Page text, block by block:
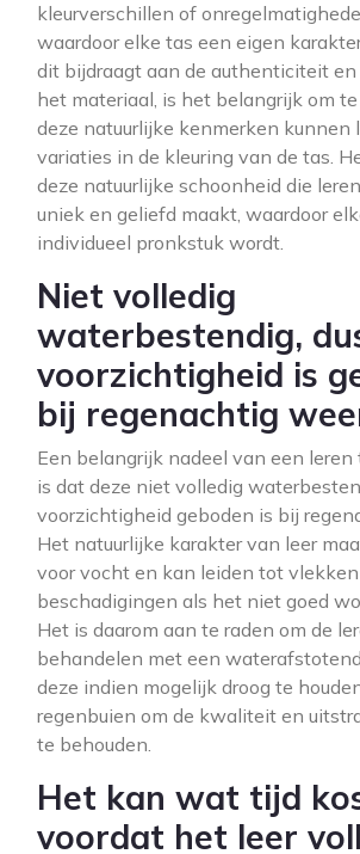
kleurverschillen of
waardoor elke tas een eigen
dit bijdraagt aan de authenticiteit en
het materiaal, is het belangrijk om
deze natuurlijke kenmerken kunnen
variaties in de kleuring van de tas.
deze natuurlijke schoonheid die
uniek en geliefd maakt, waardoor
individueel pronkstuk wordt.
Niet volledig
waterbestendig,
voorzichtigheid is
bij regenachtig
Een belangrijk nadeel van een leren
is dat deze niet volledig
voorzichtigheid geboden is bij
Het natuurlijke karakter van leer
voor vocht en kan leiden tot
beschadigingen als het niet goed
Het is daarom aan te raden om de
behandelen met een
deze indien mogelijk droog te
regenbuien om de kwaliteit en
te behouden.
Het kan wat tijd
voordat het leer